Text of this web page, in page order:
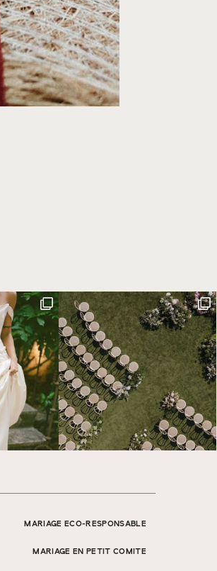
MARIAGE ECO-RESPONSABLE
MARIAGE EN PETIT COMITE